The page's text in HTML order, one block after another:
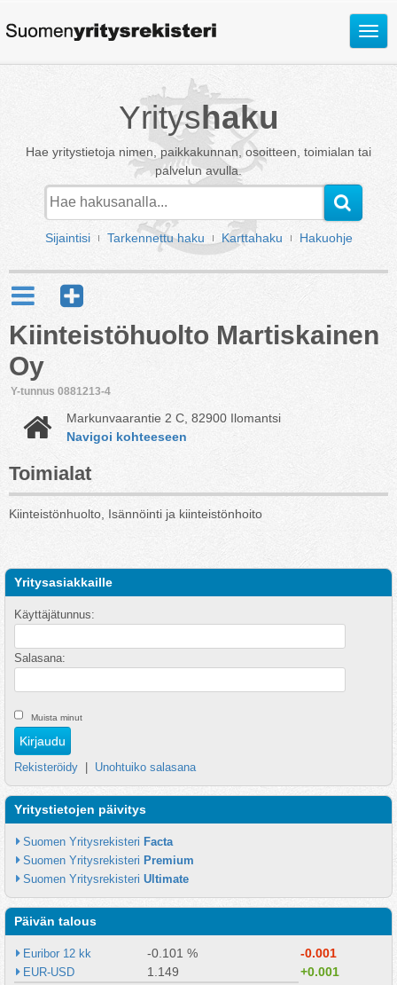
Avaa
Yrityshaku
Hae yritystietoja nimen, paikkakunnan, osoitteen, toimialan tai
palvelun avulla.
Sijaintisi Tarkennettu haku Karttahaku Hakuohje
Kiinteistöhuolto Martiskainen
Oy
Y-tunnus 0881213-4
Markunvaarantie 2 C, 82900 Ilomantsi
Navigoi kohteeseen
Toimialat
Kiinteistönhuolto, Isännöinti ja kiinteistönhoito
Yritysasiakkaille
Käyttäjätunnus:
Salasana:
Muista minut
Rekisteröidy Unohtuiko salasana
Yritystietojen päivitys
Suomen Yritysrekisteri Facta
Suomen Yritysrekisteri Premium
Suomen Yritysrekisteri Ultimate
Päivän talous
Euribor 12 kk -0.101 % -0.001
EUR-USD 1.149 +0.001